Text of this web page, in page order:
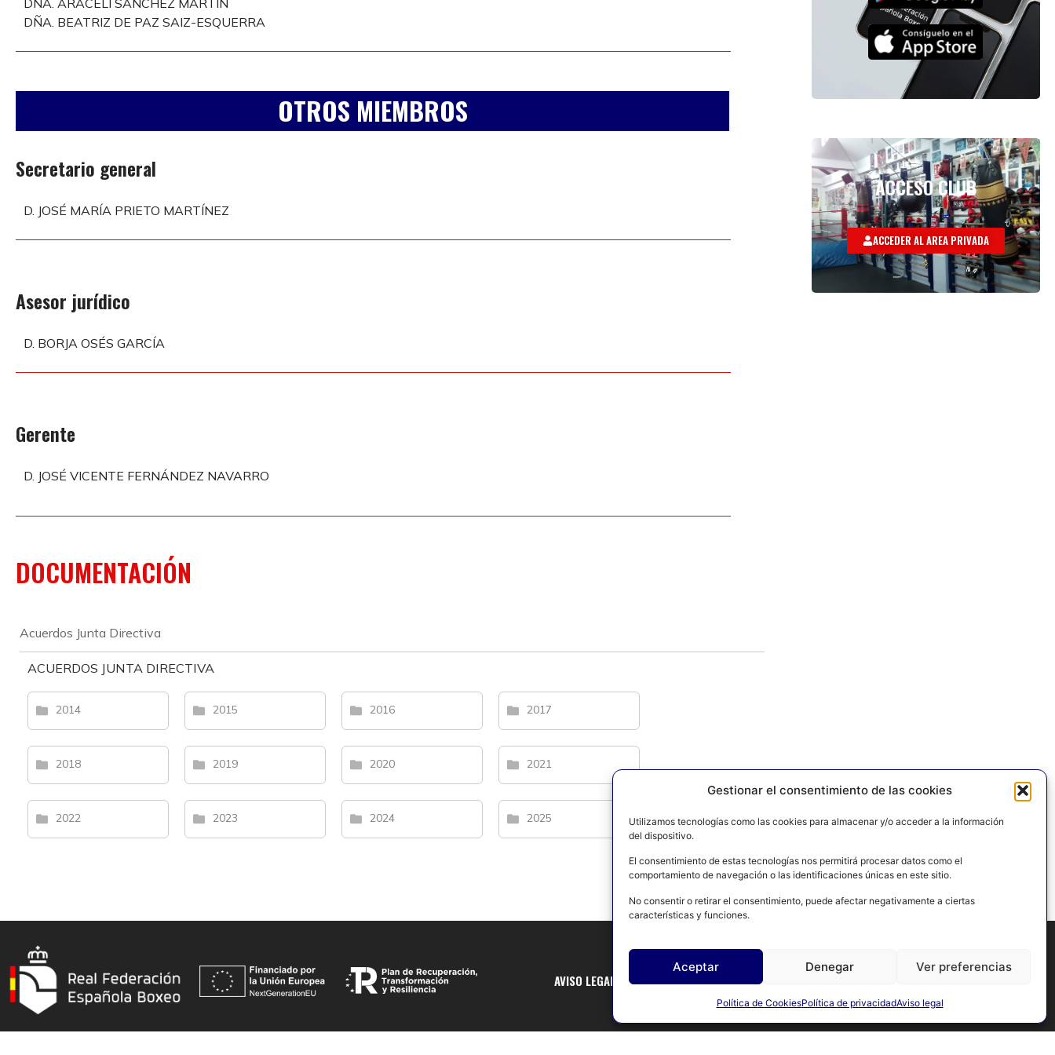
Gestionar el consentimiento de las cookies
Utilizamos tecnologías como las cookies para almacenar y/o acceder a la información
del dispositivo.
El consentimiento de estas tecnologías nos permitirá procesar datos como el
comportamiento de navegación o las identificaciones únicas en este sitio.
No consentir o retirar el consentimiento, puede afectar negativamente a ciertas
características y funciones.
Aceptar Denegar Ver preferencias
Política de CookiesPolítica de privacidadAviso legal
DÑA. BEATRIZ DE PAZ SAIZ-ESQUERRA
OTROS MIEMBROS
Secretario general
D. JOSÉ MARÍA PRIETO MARTÍNEZ
Asesor jurídico
D. BORJA OSÉS GARCÍA
Gerente
D. JOSÉ VICENTE FERNÁNDEZ NAVARRO
DOCUMENTACIÓN
Acuerdos Junta Directiva
ACUERDOS JUNTA DIRECTIVA
2014 2015 2016 2017
2018 2019 2020 2021
2022 2023 2024 2025
ACCESO CLUB
ACCEDER AL AREA PRIVADA
AVISO LEGAL POLÍTICA DE PRIVACIDAD POLÍTICA DE COOKIES